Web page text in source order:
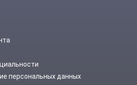
персональных данных